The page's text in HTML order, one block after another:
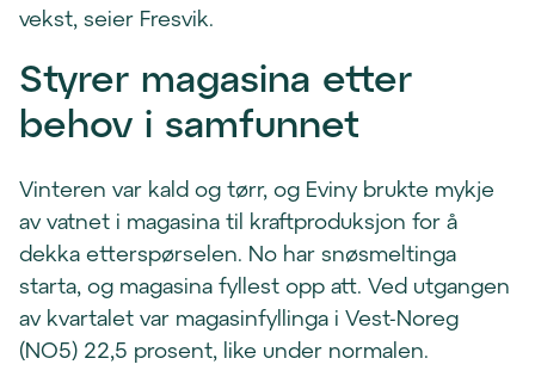
vekst, seier Fresvik.
Styrer magasina etter
behov i samfunnet
Vinteren var kald og tørr, og Eviny brukte mykje
av vatnet i magasina til kraftproduksjon for å
dekka etterspørselen. No har snøsmeltinga
starta, og magasina fyllest opp att. Ved utgangen
av kvartalet var magasinfyllinga i Vest-Noreg
(NO5) 22,5 prosent, like under normalen.